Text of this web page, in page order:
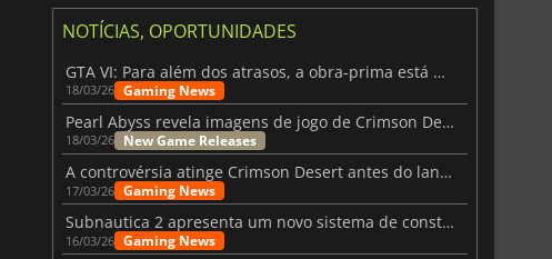
Volante de corrida Arcade Stick
NOTÍCIAS, OPORTUNIDADES
GTA VI: Para além dos atrasos, a obra-prima está quase a chegar
18/03/26 Gaming News
Pearl Abyss revela imagens de jogo de Crimson Desert para a PS5
18/03/26 New Game Releases
A controvérsia atinge Crimson Desert antes do lançamento
17/03/26 Gaming News
Subnautica 2 apresenta um novo sistema de construção de bases
16/03/26 Gaming News